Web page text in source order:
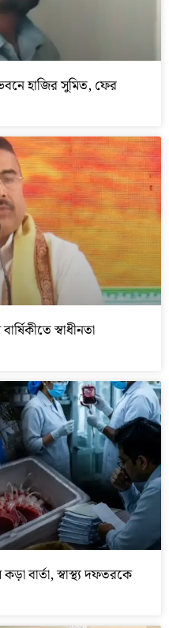
হাজির সুমিত, ফের
স্বাধীনতা
বার্তা, স্বাস্থ্য দফতরকে